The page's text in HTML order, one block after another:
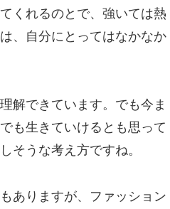
くれるのとで、強いては熱
、自分にとってはなかなか
解できています。でも今ま
も生きていけるとも思って
そうな考え方ですね。
ありますが、ファッション